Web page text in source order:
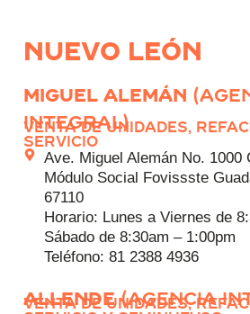
Nuevo león
Miguel Alemán
integral)
Venta de Unidades,
Servicio
Ave. Miguel Alemán No. 1000
Módulo Social Fovissste
67110
Horario: Lunes a Viernes de
Sábado de 8:30am – 1:00pm
Teléfono: 81 2388 4936
ALLENDE(Agencia
Venta de Unidades,